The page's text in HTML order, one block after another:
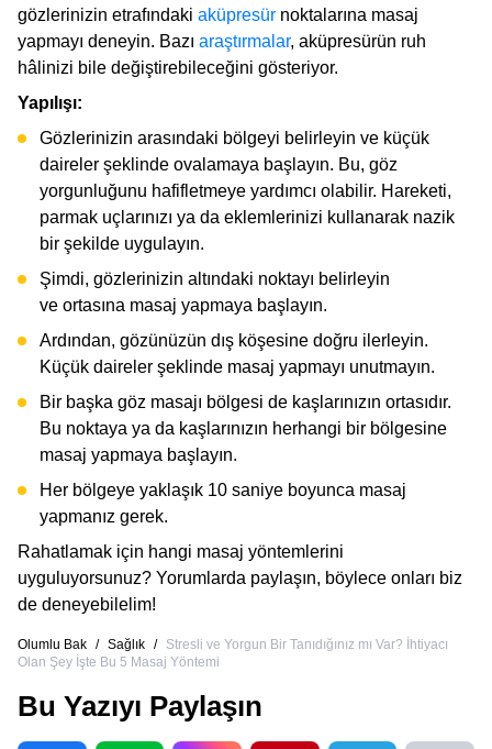
gözlerinizin etrafındaki aküpresür noktalarına masaj
yapmayı deneyin. Bazı araştırmalar, aküpresürün ruh
hâlinizi bile değiştirebileceğini gösteriyor.
Yapılışı:
Gözlerinizin arasındaki bölgeyi belirleyin ve küçük
daireler şeklinde ovalamaya başlayın. Bu, göz
yorgunluğunu hafifletmeye yardımcı olabilir. Hareketi,
parmak uçlarınızı ya da eklemlerinizi kullanarak nazik
bir şekilde uygulayın.
Şimdi, gözlerinizin altındaki noktayı belirleyin
ve ortasına masaj yapmaya başlayın.
Ardından, gözünüzün dış köşesine doğru ilerleyin.
Küçük daireler şeklinde masaj yapmayı unutmayın.
Bir başka göz masajı bölgesi de kaşlarınızın ortasıdır.
Bu noktaya ya da kaşlarınızın herhangi bir bölgesine
masaj yapmaya başlayın.
Her bölgeye yaklaşık 10 saniye boyunca masaj
yapmanız gerek.
Rahatlamak için hangi masaj yöntemlerini
uyguluyorsunuz? Yorumlarda paylaşın, böylece onları biz
de deneyebilelim!
Olumlu Bak / Sağlık /
Stresli ve Yorgun Bir Tanıdığınız mı Var? İhtiyacı
Olan Şey İşte Bu 5 Masaj Yöntemi
Bu Yazıyı Paylaşın